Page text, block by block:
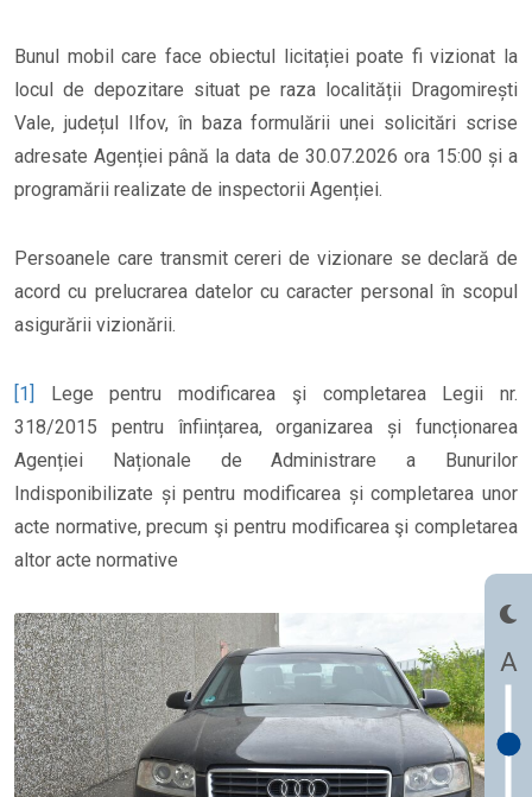
A
Bunul mobil care face obiectul licitației poate fi vizionat la
locul de depozitare situat pe raza localității Dragomirești
Vale, județul Ilfov, în baza formulării unei solicitări scrise
adresate Agenției până la data de 30.07.2026 ora 15:00 și a
programării realizate de inspectorii Agenției.
Persoanele care transmit cereri de vizionare se declară de
acord cu prelucrarea datelor cu caracter personal în scopul
asigurării vizionării.
[1]
Lege pentru modificarea şi completarea Legii nr.
318/2015 pentru înființarea, organizarea și funcționarea
Agenției Naționale de Administrare a Bunurilor
Indisponibilizate și pentru modificarea și completarea unor
acte normative, precum şi pentru modificarea şi completarea
altor acte normative